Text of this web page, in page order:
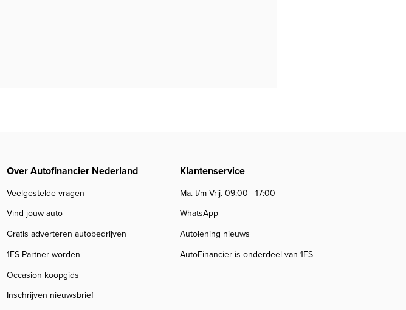
Over Autofinancier Nederland
Veelgestelde vragen
Vind jouw auto
Gratis adverteren autobedrijven
1FS Partner worden
Occasion koopgids
Inschrijven nieuwsbrief
Klantenservice
Ma. t/m Vrij. 09:00 - 17:00
WhatsApp
Autolening nieuws
AutoFinancier is onderdeel van 1FS